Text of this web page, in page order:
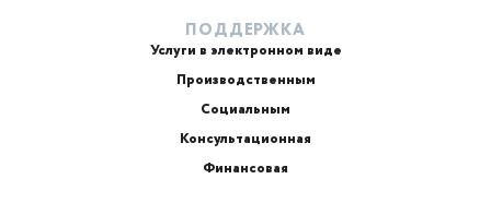
ПОДДЕРЖКА
Услуги в электронном виде
Производственным
Социальным
Консультационная
Финансовая